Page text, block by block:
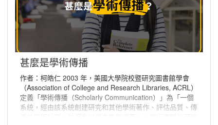
甚麼是學術傳播
作者：柯皓仁 2003 年，美國大學院校暨研究圖書館學會
（Association of College and Research Libraries, ACRL）
定義「學術傳播（Scholarly Communication）」為「一個
系統，經由該系統創建研究和其他學術著作、評估品質、傳